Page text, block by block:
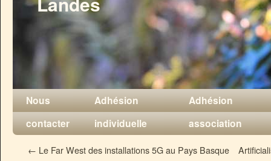
Nous
contacter
Adhésion
individuelle
Adhésion
association
← Le Far West des installations 5G au Pays Basque